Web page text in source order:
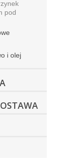
pod
i olej